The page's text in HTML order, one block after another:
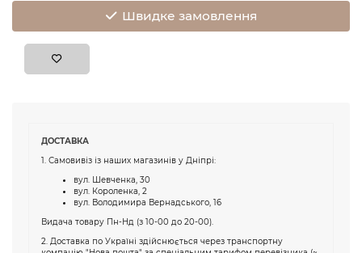
Швидке замовлення
ДОСТАВКА
1. Самовивіз із наших магазинів у Дніпрі:
вул. Шевченка, 30
вул. Короленка, 2
вул. Володимира Вернадського, 16
Видача товару Пн-Нд (з 10-00 до 20-00).
2. Доставка по Україні здійснюється через транспортну